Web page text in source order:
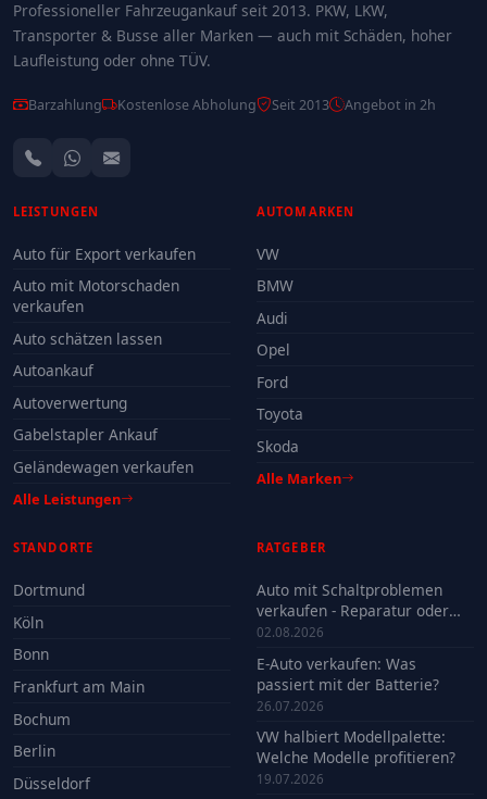
Professioneller Fahrzeugankauf seit 2013. PKW, LKW,
Transporter & Busse aller Marken — auch mit Schäden, hoher
Laufleistung oder ohne TÜV.
Barzahlung Kostenlose Abholung Seit 2013 Angebot in 2h
LEISTUNGEN
Auto für Export verkaufen
Auto mit Motorschaden
verkaufen
Auto schätzen lassen
Autoankauf
Autoverwertung
Gabelstapler Ankauf
Geländewagen verkaufen
Alle Leistungen
AUTOMARKEN
VW
BMW
Audi
Opel
Ford
Toyota
Skoda
Alle Marken
STANDORTE
Dortmund
Köln
Bonn
Frankfurt am Main
Bochum
Berlin
Düsseldorf
RATGEBER
Auto mit Schaltproblemen
verkaufen - Reparatur oder
Verkauf?
02.08.2026
E-Auto verkaufen: Was
passiert mit der Batterie?
26.07.2026
VW halbiert Modellpalette:
Welche Modelle profitieren?
19.07.2026